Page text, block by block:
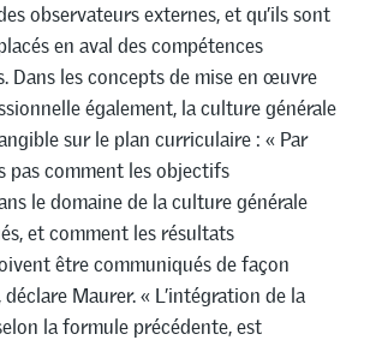
observateurs externes, et qu’ils sont
en aval des compétences
Dans les concepts de mise en œuvre
également, la culture générale
sur le plan curriculaire : « Par
pas comment les objectifs
le domaine de la culture générale
et comment les résultats
être communiqués de façon
Maurer. « L’intégration de la
la formule précédente, est